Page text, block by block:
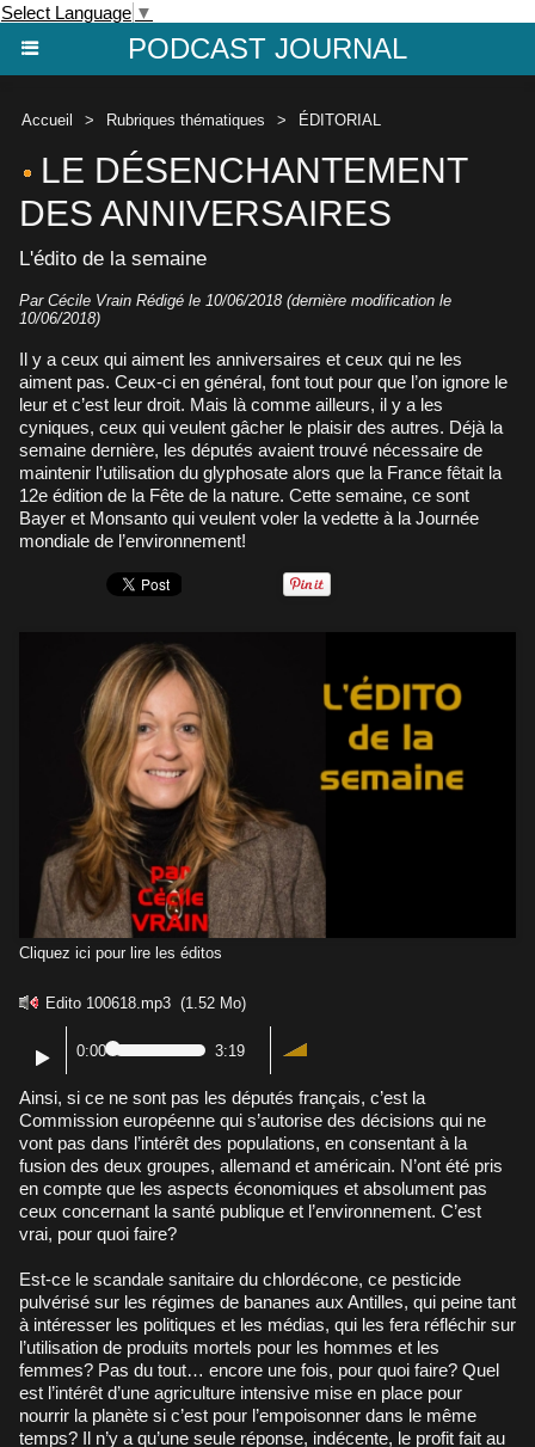
Select Language ▼
PODCAST JOURNAL
Accueil > Rubriques thématiques > ÉDITORIAL
LE DÉSENCHANTEMENT
DES ANNIVERSAIRES
L'édito de la semaine
Par Cécile Vrain Rédigé le 10/06/2018 (dernière modification le
10/06/2018)
Il y a ceux qui aiment les anniversaires et ceux qui ne les
aiment pas. Ceux-ci en général, font tout pour que l’on ignore le
leur et c’est leur droit. Mais là comme ailleurs, il y a les
cyniques, ceux qui veulent gâcher le plaisir des autres. Déjà la
semaine dernière, les députés avaient trouvé nécessaire de
maintenir l’utilisation du glyphosate alors que la France fêtait la
12e édition de la Fête de la nature. Cette semaine, ce sont
Bayer et Monsanto qui veulent voler la vedette à la Journée
mondiale de l’environnement!
Cliquez ici pour lire les éditos
Edito 100618.mp3 (1.52 Mo)
0:00 3:19
Ainsi, si ce ne sont pas les députés français, c’est la
Commission européenne qui s’autorise des décisions qui ne
vont pas dans l’intérêt des populations, en consentant à la
fusion des deux groupes, allemand et américain. N’ont été pris
en compte que les aspects économiques et absolument pas
ceux concernant la santé publique et l’environnement. C’est
vrai, pour quoi faire?
Est-ce le scandale sanitaire du chlordécone, ce pesticide
pulvérisé sur les régimes de bananes aux Antilles, qui peine tant
à intéresser les politiques et les médias, qui les fera réfléchir sur
l’utilisation de produits mortels pour les hommes et les
femmes? Pas du tout… encore une fois, pour quoi faire? Quel
est l’intérêt d’une agriculture intensive mise en place pour
nourrir la planète si c’est pour l’empoisonner dans le même
temps? Il n’y a qu’une seule réponse, indécente, le profit fait au